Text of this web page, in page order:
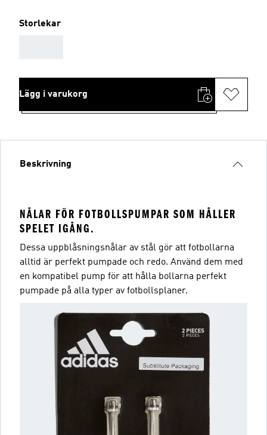
Storlekar
Lägg i varukorg
Beskrivning
NÅLAR FÖR FOTBOLLSPUMPAR SOM HÅLLER
SPELET IGÅNG.
Dessa uppblåsningsnålar av stål gör att fotbollarna
alltid är perfekt pumpade och redo. Använd dem med
en kompatibel pump för att hålla bollarna perfekt
pumpade på alla typer av fotbollsplaner.